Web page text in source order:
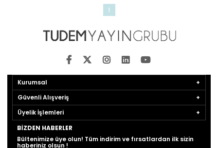
1
Kurumsal
Güvenli Alışveriş
Üyelik İşlemleri
BIZDEN HABERLER
Bültenimize üye olun! Tüm indirim ve fırsatlardan ilk sizin
haberiniz olsun !